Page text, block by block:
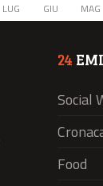
LUG GIU MAG
24
Social
Food